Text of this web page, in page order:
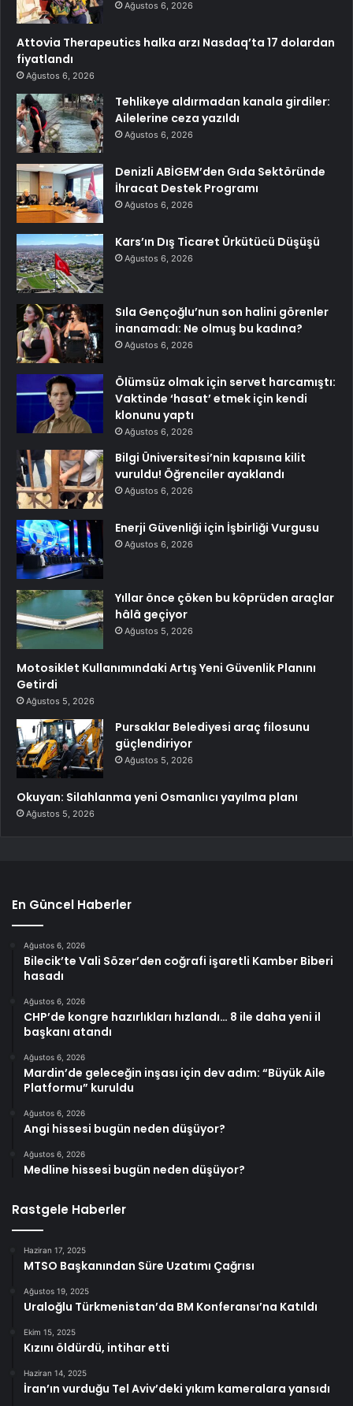
Ağustos 6, 2026
Attovia Therapeutics halka arzı Nasdaq’ta 17 dolardan
fiyatlandı
Ağustos 6, 2026
Tehlikeye aldırmadan kanala girdiler:
Ailelerine ceza yazıldı
Ağustos 6, 2026
Denizli ABİGEM’den Gıda Sektöründe
İhracat Destek Programı
Ağustos 6, 2026
Kars’ın Dış Ticaret Ürkütücü Düşüşü
Ağustos 6, 2026
Sıla Gençoğlu’nun son halini görenler
inanamadı: Ne olmuş bu kadına?
Ağustos 6, 2026
Ölümsüz olmak için servet harcamıştı:
Vaktinde ‘hasat’ etmek için kendi
klonunu yaptı
Ağustos 6, 2026
Bilgi Üniversitesi’nin kapısına kilit
vuruldu! Öğrenciler ayaklandı
Ağustos 6, 2026
Enerji Güvenliği için İşbirliği Vurgusu
Ağustos 6, 2026
Yıllar önce çöken bu köprüden araçlar
hâlâ geçiyor
Ağustos 5, 2026
Motosiklet Kullanımındaki Artış Yeni Güvenlik Planını
Getirdi
Ağustos 5, 2026
Pursaklar Belediyesi araç filosunu
güçlendiriyor
Ağustos 5, 2026
Okuyan: Silahlanma yeni Osmanlıcı yayılma planı
Ağustos 5, 2026
En Güncel Haberler
Ağustos 6, 2026
Bilecik’te Vali Sözer’den coğrafi işaretli Kamber Biberi
hasadı
Ağustos 6, 2026
CHP’de kongre hazırlıkları hızlandı… 8 ile daha yeni il
başkanı atandı
Ağustos 6, 2026
Mardin’de geleceğin inşası için dev adım: “Büyük Aile
Platformu” kuruldu
Ağustos 6, 2026
Angi hissesi bugün neden düşüyor?
Ağustos 6, 2026
Medline hissesi bugün neden düşüyor?
Rastgele Haberler
Haziran 17, 2025
MTSO Başkanından Süre Uzatımı Çağrısı
Ağustos 19, 2025
Uraloğlu Türkmenistan’da BM Konferansı’na Katıldı
Ekim 15, 2025
Kızını öldürdü, intihar etti
Haziran 14, 2025
İran’ın vurduğu Tel Aviv’deki yıkım kameralara yansıdı